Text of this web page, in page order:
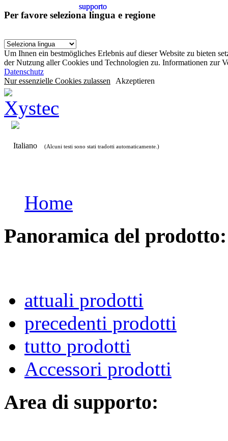
Per favore seleziona lingua e regione
Um Ihnen ein bestmögliches Erlebnis auf dieser Website zu bieten
der Nutzung aller Cookies und Technologien zu. Informationen zur
Datenschutz
Nur essenzielle Cookies zulassen Akzeptieren
Italiano (Alcuni testi sono stati tradotti automaticamente.)
Home
Panoramica del prodotto:
attuali prodotti
precedenti prodotti
tutto prodotti
Accessori prodotti
Area di supporto:
supporto
supporto